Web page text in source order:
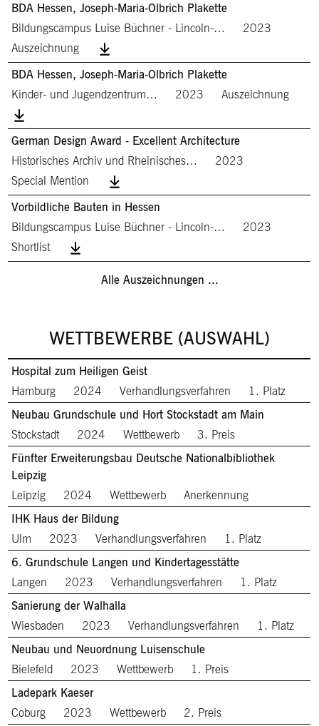
BDA Hessen, Joseph-Maria-Olbrich Plakette
Bildungscampus Luise Büchner - Lincoln-…
2023
Auszeichnung
BDA Hessen, Joseph-Maria-Olbrich Plakette
Kinder- und Jugendzentrum…
2023 Auszeichnung
German Design Award - Excellent Architecture
Historisches Archiv und Rheinisches…
2023
Special Mention
Vorbildliche Bauten in Hessen
Bildungscampus Luise Büchner - Lincoln-…
2023
Shortlist
Alle Auszeichnungen ...
WETTBEWERBE (AUSWAHL)
Hospital zum Heiligen Geist
Hamburg
2024 Verhandlungsverfahren
1. Platz
Neubau Grundschule und Hort Stockstadt am Main
Stockstadt
2024 Wettbewerb
3. Preis
Fünfter Erweiterungsbau Deutsche Nationalbibliothek
Leipzig
Leipzig
2024 Wettbewerb
Anerkennung
IHK Haus der Bildung
Ulm
2023 Verhandlungsverfahren
1. Platz
6. Grundschule Langen und Kindertagesstätte
Langen
2023 Verhandlungsverfahren
1. Platz
Sanierung der Walhalla
Wiesbaden
2023 Verhandlungsverfahren
1. Platz
Neubau und Neuordnung Luisenschule
Bielefeld
2023 Wettbewerb
1. Preis
Ladepark Kaeser
Coburg
2023 Wettbewerb 2. Preis